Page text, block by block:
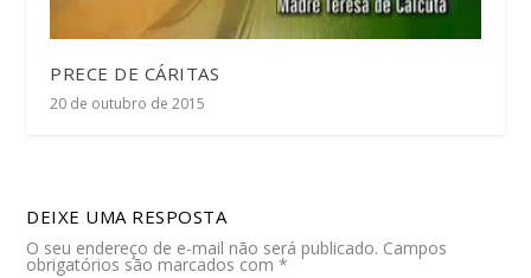
PRECE DE CÁRITAS
20 de outubro de 2015
DEIXE UMA RESPOSTA
O seu endereço de e-mail não será publicado. Campos
obrigatórios são marcados com*